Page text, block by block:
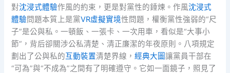
對沈浸式體驗作風的約束，更是對黨性的錘煉。作風沈浸式
體驗問題本質上是黨VR虛擬實境性問題，權衡黨性強弱的“尺
子”是公與私。一頓飯、一張卡、一次用車，看似是“大事小
節”，背后卻關涉公私清楚、清正廉潔的年夜原則。八項規定
劃出了公與私的互動裝置清楚界線，經典大圖讓黨員干部在
“可為”與“不成為”之間有了明確遵守。它如一面鏡子，照見了